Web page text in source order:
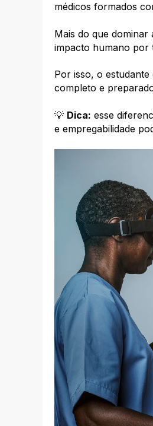
médicos formados
Mais do que dominar
impacto humano por
Por isso, o estudante
completo e
💡 Dica: esse
e empregabilidade